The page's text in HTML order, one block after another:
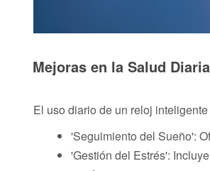
Mejoras en la Salud
El uso diario de un reloj
'Seguimiento del Sueño':
'Gestión del Estrés':